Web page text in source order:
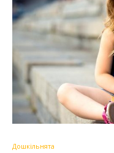
Дошкільнята